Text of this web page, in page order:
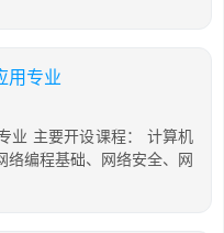
用专业
业 主要开设课程： 计算机
络编程基础、网络安全、网